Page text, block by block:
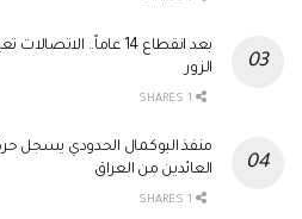
بعد انقطاع 14 عاماً..
الزور
منفذ البوكمال الحدودي يسجل
العائدين من العراق